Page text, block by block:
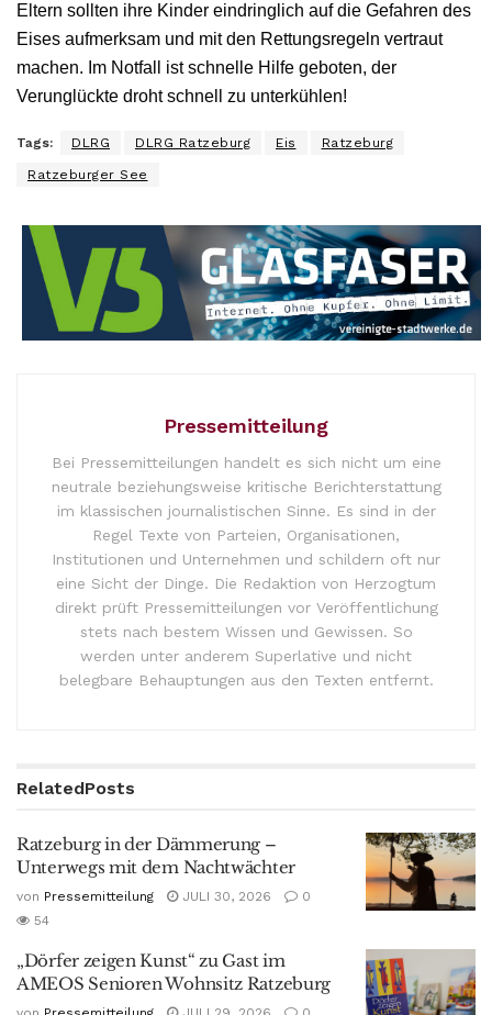
Eltern sollten ihre Kinder eindringlich auf die Gefahren des
Eises aufmerksam und mit den Rettungsregeln vertraut
machen. Im Notfall ist schnelle Hilfe geboten, der
Verunglückte droht schnell zu unterkühlen!
Tags: DLRG DLRG Ratzeburg Eis Ratzeburg
Ratzeburger See
Pressemitteilung
Bei Pressemitteilungen handelt es sich nicht um eine
neutrale beziehungsweise kritische Berichterstattung
im klassischen journalistischen Sinne. Es sind in der
Regel Texte von Parteien, Organisationen,
Institutionen und Unternehmen und schildern oft nur
eine Sicht der Dinge. Die Redaktion von Herzogtum
direkt prüft Pressemitteilungen vor Veröffentlichung
stets nach bestem Wissen und Gewissen. So
werden unter anderem Superlative und nicht
belegbare Behauptungen aus den Texten entfernt.
RelatedPosts
Ratzeburg in der Dämmerung –
Unterwegs mit dem Nachtwächter
von Pressemitteilung JULI 30, 2026
0
54
„Dörfer zeigen Kunst“ zu Gast im
AMEOS Senioren Wohnsitz Ratzeburg